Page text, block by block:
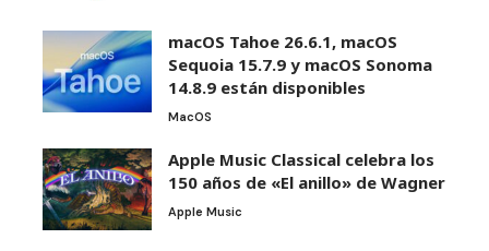
macOS Tahoe 26.6.1, macOS
Sequoia 15.7.9 y macOS Sonoma
14.8.9 están disponibles
MacOS
Apple Music Classical celebra los
150 años de «El anillo» de Wagner
Apple Music